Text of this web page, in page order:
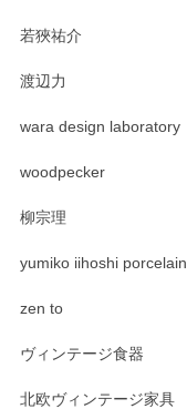
若狹祐介
渡辺力
wara design laboratory
woodpecker
柳宗理
yumiko iihoshi porcelain
zen to
ヴィンテージ食器
北欧ヴィンテージ家具